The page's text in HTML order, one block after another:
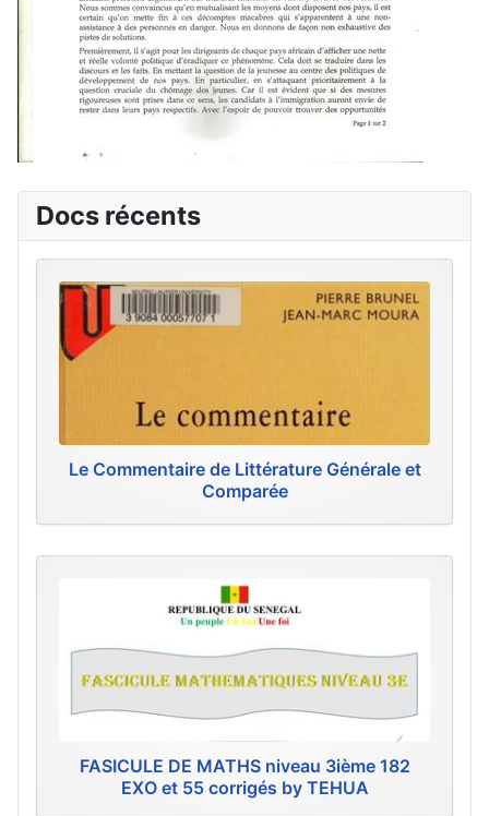
Docs récents
Le Commentaire de Littérature Générale et
Comparée
FASICULE DE MATHS niveau 3ième 182
EXO et 55 corrigés by TEHUA